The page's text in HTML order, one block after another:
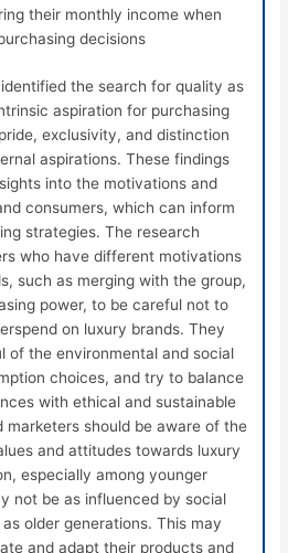
their monthly income when
decisions.
the search for quality as
aspiration for purchasing
exclusivity, and distinction
aspirations. These findings
into the motivations and
consumers, which can inform
strategies. The research
who have different motivations
such as merging with the group,
power, to be careful not to
on luxury brands. They
of the environmental and social
choices, and try to balance
with ethical and sustainable
marketers should be aware of the
and attitudes towards luxury
especially among younger
not be as influenced by social
older generations. This may
and adapt their products and